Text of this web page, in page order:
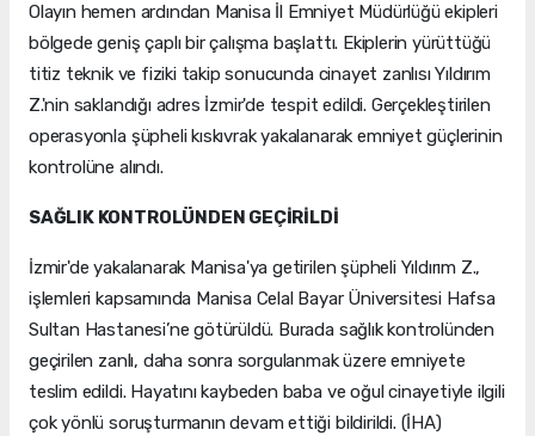
Olayın hemen ardından Manisa İl Emniyet Müdürlüğü ekipleri
bölgede geniş çaplı bir çalışma başlattı. Ekiplerin yürüttüğü
titiz teknik ve fiziki takip sonucunda cinayet zanlısı Yıldırım
Z.'nin saklandığı adres İzmir'de tespit edildi. Gerçekleştirilen
operasyonla şüpheli kıskıvrak yakalanarak emniyet güçlerinin
kontrolüne alındı.
SAĞLIK KONTROLÜNDEN GEÇİRİLDİ
İzmir'de yakalanarak Manisa'ya getirilen şüpheli Yıldırım Z.,
işlemleri kapsamında Manisa Celal Bayar Üniversitesi Hafsa
Sultan Hastanesi’ne götürüldü. Burada sağlık kontrolünden
geçirilen zanlı, daha sonra sorgulanmak üzere emniyete
teslim edildi. Hayatını kaybeden baba ve oğul cinayetiyle ilgili
çok yönlü soruşturmanın devam ettiği bildirildi. (İHA)